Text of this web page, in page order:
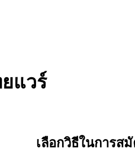
แวร์
เลือกวิธีในการส